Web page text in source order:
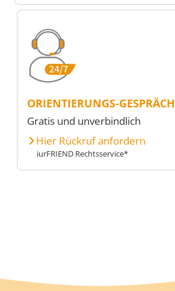
ORIENTIERUNGS-GESPRÄCH
Gratis und unverbindlich
Hier Rückruf anfordern
iurFRIEND Rechtsservice*